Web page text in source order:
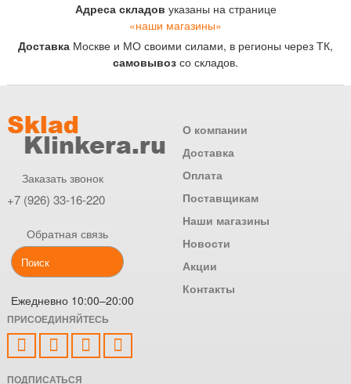
Адреса складов указаны на странице
«наши магазины»
Доставка Москве и МО своими силами, в регионы через ТК,
самовывоз со складов.
Заказать звонок
+7 (926) 33-16-220
Обратная связь
Ежедневно 10:00–20:00
О компании
Доставка
Оплата
Поставщикам
Наши магазины
Новости
Акции
Контакты
ПРИСОЕДИНЯЙТЕСЬ
ПОДПИСАТЬСЯ